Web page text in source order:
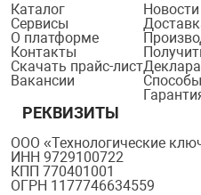
Каталог
Сервисы
О платформе
Контакты
Скачать прайс-лист
Вакансии
Новости
РЕКВИЗИТЫ
ООО «Технологические
ИНН 9729100722
КПП 770401001
ОГРН 1177746634559